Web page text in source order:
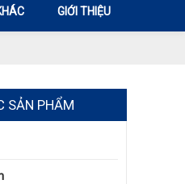
GIỚI THIỆU
SẢN PHẨM